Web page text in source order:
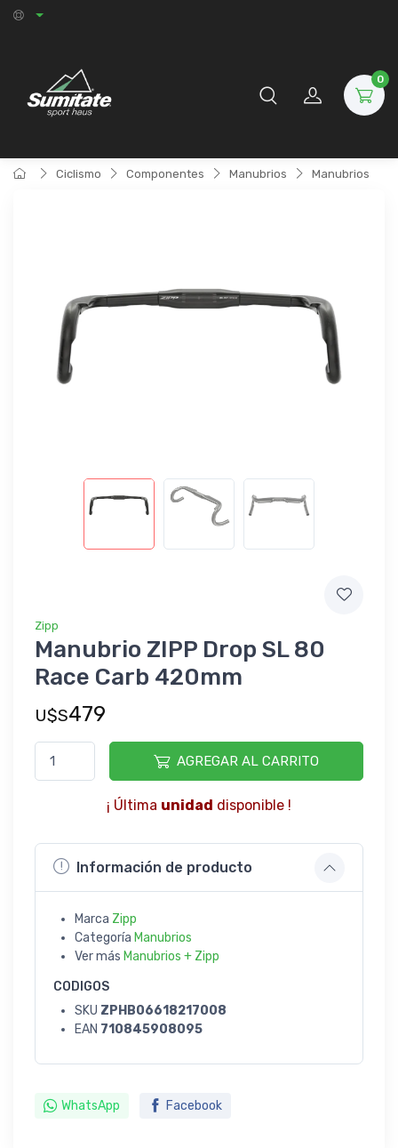
0
Ciclismo Componentes Manubrios Manubrios
Zipp
Manubrio ZIPP Drop SL 80
Race Carb 420mm
U$S479
AGREGAR AL CARRITO
¡ Última unidad disponible !
Información de producto
Marca Zipp
Categoría Manubrios
Ver más Manubrios + Zipp
CODIGOS
SKU ZPHB06618217008
EAN 710845908095
WhatsApp Facebook